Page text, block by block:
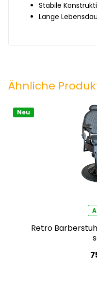
Stabile
Lange
Ähnliche
Neu
Retro